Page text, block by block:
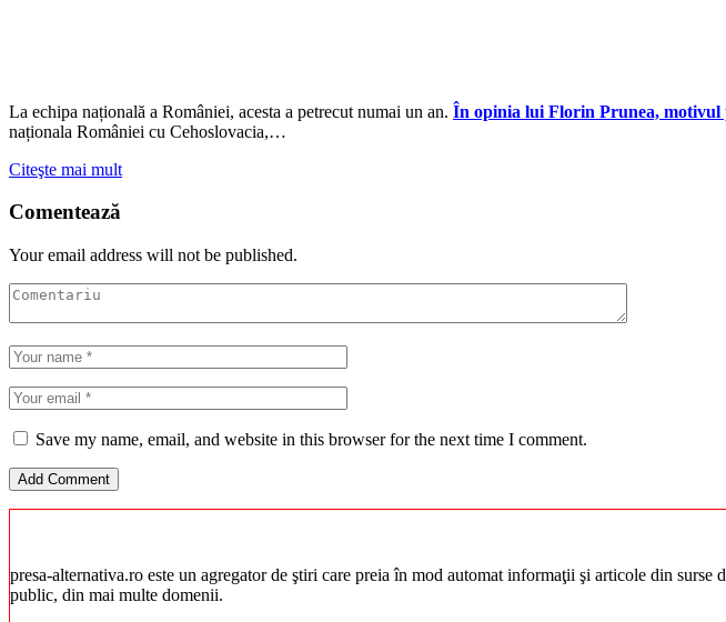
La echipa națională a României, acesta a petrecut numai un an. În opinia lui Florin Prunea, motivul
naționala României cu Cehoslovacia,…
Citeşte mai mult
Comentează
Your email address will not be published.
Save my name, email, and website in this browser for the next time I comment.
presa-alternativa.ro este un agregator de ştiri care preia în mod automat informaţii şi articole din
public, din mai multe domenii.